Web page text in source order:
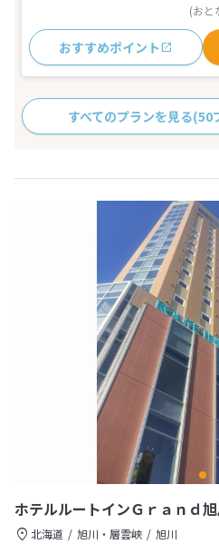
(おと
おすすめポイント
すべてのプランを見る(50
ホテルルートインＧｒａｎｄ
北海道 旭川・層雲峡
旭川